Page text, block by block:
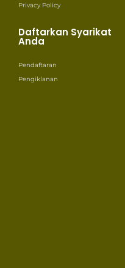
Privacy Policy
Daftarkan Syarikat
Anda
Pendaftaran
Pengiklanan